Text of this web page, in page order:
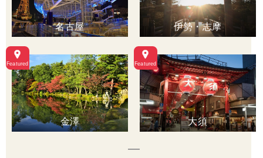
名古屋 伊勢・志摩
金澤 大須